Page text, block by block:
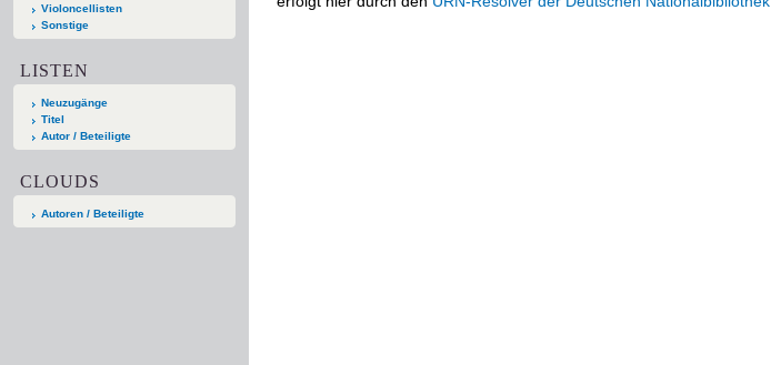
Violoncellisten
Sonstige
LISTEN
Neuzugänge
Titel
Autor / Beteiligte
CLOUDS
Autoren / Beteiligte